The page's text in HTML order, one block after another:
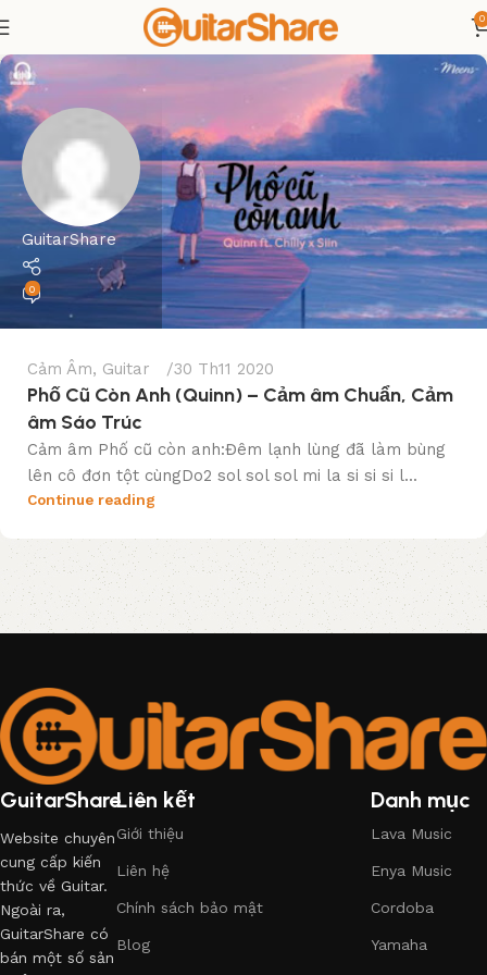
0
GuitarShare
0
Cảm Âm, Guitar 30 Th11 2020
Phố Cũ Còn Anh (Quinn) – Cảm âm Chuẩn, Cảm
âm Sáo Trúc
Cảm âm Phố cũ còn anh:Đêm lạnh lùng đã làm bùng
lên cô đơn tột cùngDo2 sol sol sol mi la si si si l...
Continue reading
GuitarShare
Website chuyên
cung cấp kiến
thức về Guitar.
Ngoài ra,
GuitarShare có
bán một số sản
Liên kết
Giới thiệu
Liên hệ
Chính sách bảo mật
Blog
Danh mục
Lava Music
Enya Music
Cordoba
Yamaha